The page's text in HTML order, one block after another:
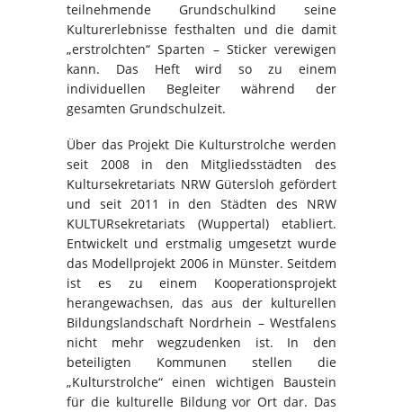
teilnehmende Grundschulkind seine
Kulturerlebnisse festhalten und die damit
„erstrolchten“ Sparten – Sticker verewigen
kann. Das Heft wird so zu einem
individuellen Begleiter während der
gesamten Grundschulzeit.
Über das Projekt Die Kulturstrolche werden
seit 2008 in den Mitgliedsstädten des
Kultursekretariats NRW Gütersloh gefördert
und seit 2011 in den Städten des NRW
KULTURsekretariats (Wuppertal) etabliert.
Entwickelt und erstmalig umgesetzt wurde
das Modellprojekt 2006 in Münster. Seitdem
ist es zu einem Kooperationsprojekt
herangewachsen, das aus der kulturellen
Bildungslandschaft Nordrhein – Westfalens
nicht mehr wegzudenken ist. In den
beteiligten Kommunen stellen die
„Kulturstrolche“ einen wichtigen Baustein
für die kulturelle Bildung vor Ort dar. Das